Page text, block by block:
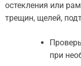
остекления или
трещин, щелей,
при